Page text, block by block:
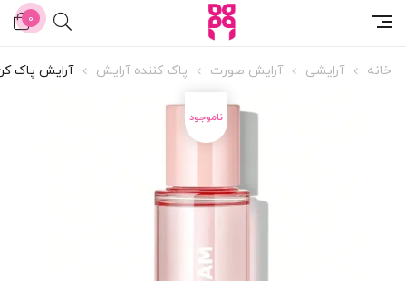
0
خانه آرایشی آرایش صورت پاک کننده آرایش آرایش پاک